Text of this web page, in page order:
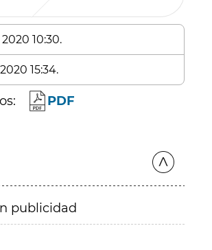
10:30.
15:34.
PDF
publicidad